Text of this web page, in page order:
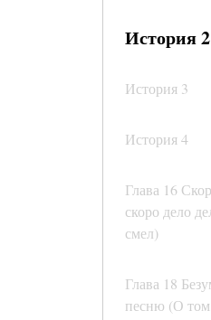
История 2
История 3
История 4
Глава 16
скоро дело
смел)
Глава 18
песню (О